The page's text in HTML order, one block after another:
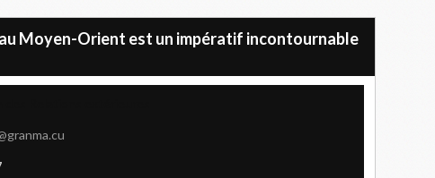
Moyen-Orient est un impératif incontournable